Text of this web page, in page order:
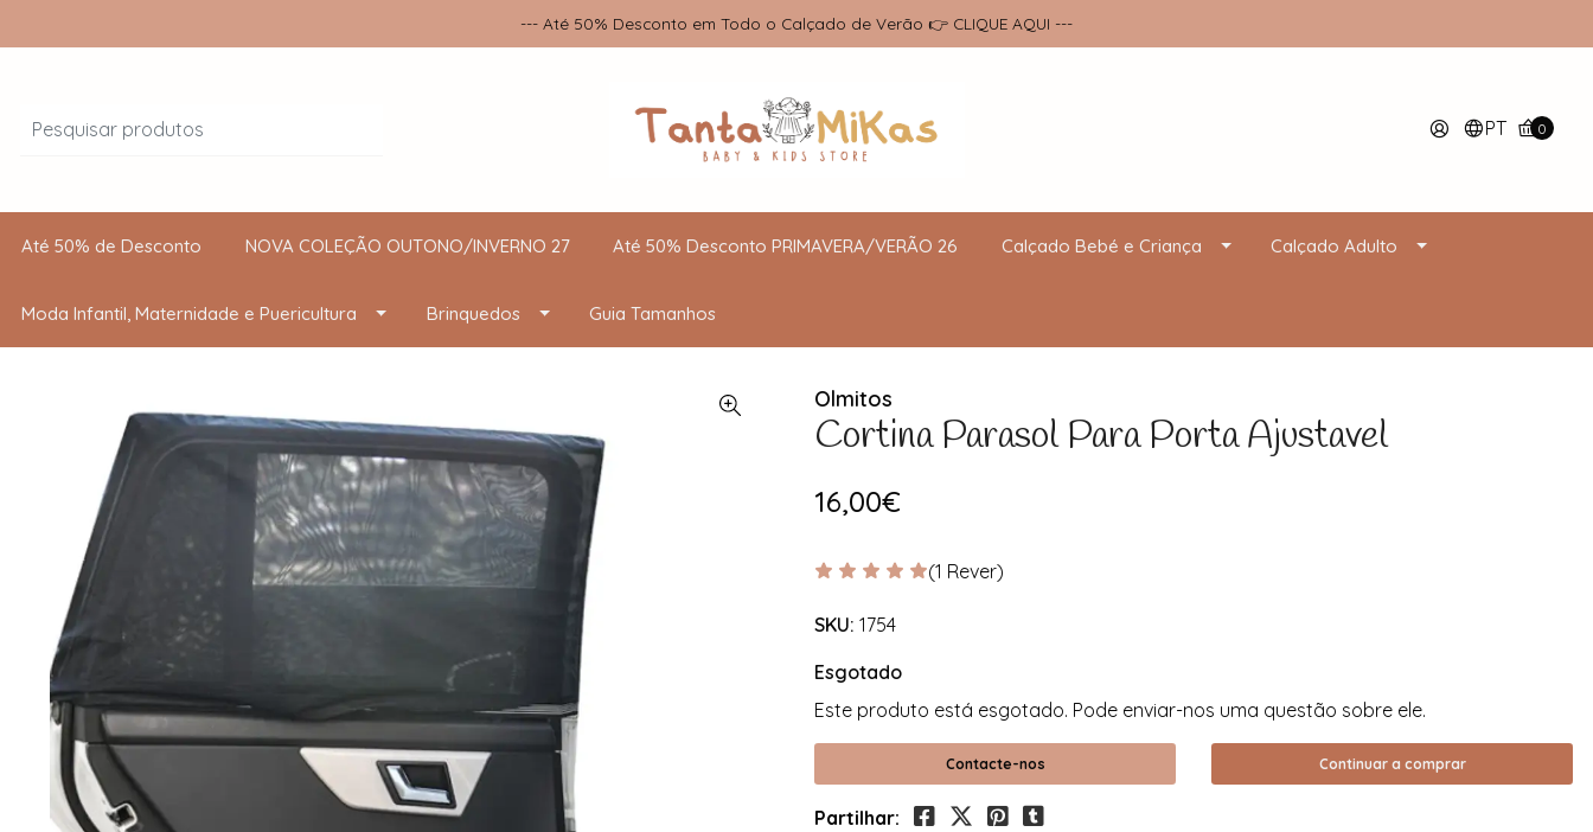
--- Até 50% Desconto em Todo o Calçado de Verão 👉 CLIQUE AQUI ---
PT 0
Até 50% de Desconto NOVA COLEÇÃO OUTONO/INVERNO 27 Até 50% Desconto PRIMAVERA/VERÃO 26 Calçado Bebé e Criança Calçado Adulto
Moda Infantil, Maternidade e Puericultura Brinquedos Guia Tamanhos
Olmitos
Cortina Parasol Para Porta Ajustavel
16,00€
(1 Rever)
SKU: 1754
Esgotado
Este produto está esgotado. Pode enviar-nos uma questão sobre ele.
Contacte-nos Continuar a comprar
Partilhar: